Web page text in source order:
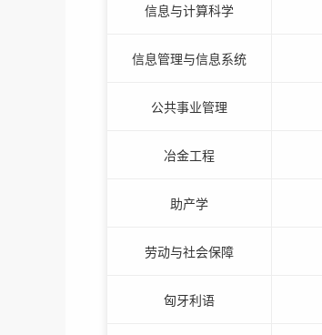
信息与计算科学
信息管理与信息系统
公共事业管理
冶金工程
助产学
劳动与社会保障
匈牙利语